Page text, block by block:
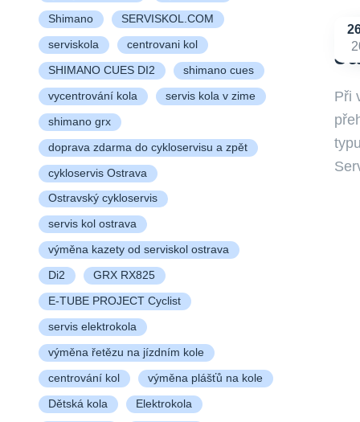
Shimano SERVISKOL.COM
serviskola centrovani kol
SHIMANO CUES DI2 shimano cues
vycentrování kola servis kola v zime
shimano grx
doprava zdarma do cykloservisu a zpět
cykloservis Ostrava
Ostravský cykloservis
servis kol ostrava
výměna kazety od serviskol ostrava
Di2 GRX RX825
E-TUBE PROJECT Cyclist
servis elektrokola
výměna řetězu na jízdním kole
centrování kol výměna plášťů na kole
Dětská kola Elektrokola
Při